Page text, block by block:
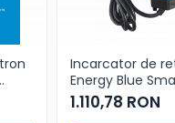
Incarcator de
Energy Blue
Charger 24/16 (1)
1.110,78 RON